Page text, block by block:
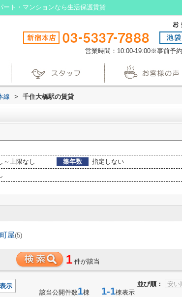
ト・マンションなら生活保護賃貸
営業時間：10:00-19:00※事前予
線 > 千住大橋駅の賃貸
～上限なし 築年数
指定しない
町屋(5)
1 件が該当
並び順：
示
該当公開件数1棟 1-1棟表示